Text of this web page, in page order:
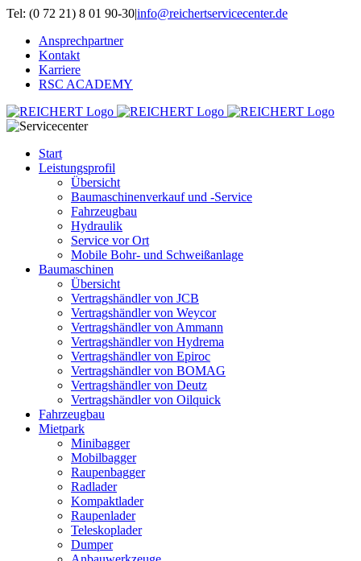
Zum
springen
Tel: (0 72 21) 8 01 90-30|info@reichertservicecenter.de
Ansprechpartner
Kontakt
Karriere
RSC ACADEMY
Start
Leistungsprofil
Übersicht
Baumaschinenverkauf und -Service
Fahrzeugbau
Hydraulik
Service vor Ort
Mobile Bohr- und Schweißanlage
Baumaschinen
Übersicht
Vertragshändler von JCB
Vertragshändler von Weycor
Vertragshändler von Ammann
Vertragshändler von Hydrema
Vertragshändler von Epiroc
Vertragshändler von BOMAG
Vertragshändler von Deutz
Vertragshändler von Oilquick
Fahrzeugbau
Mietpark
Minibagger
Mobilbagger
Raupenbagger
Radlader
Kompaktlader
Raupenlader
Teleskoplader
Dumper